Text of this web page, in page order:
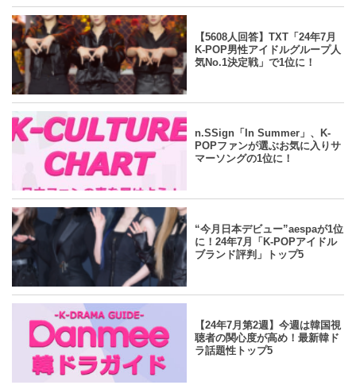
【5608人回答】TXT「24年7月
K-POP男性アイドルグループ人
気No.1決定戦」で1位に！
n.SSign「In Summer」、K-
POPファンが選ぶお気に入りサ
マーソングの1位に！
“今月日本デビュー”aespaが1位
に！24年7月「K-POPアイドル
ブランド評判」トップ5
【24年7月第2週】今週は韓国視
聴者の関心度が高め！最新韓ド
ラ話題性トップ5